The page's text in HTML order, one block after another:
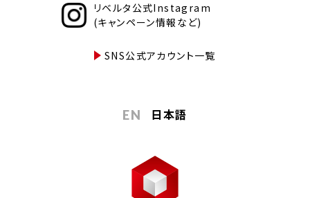
リベルタ公式Instagram
(キャンペーン情報など)
SNS公式アカウント一覧
EN 日本語